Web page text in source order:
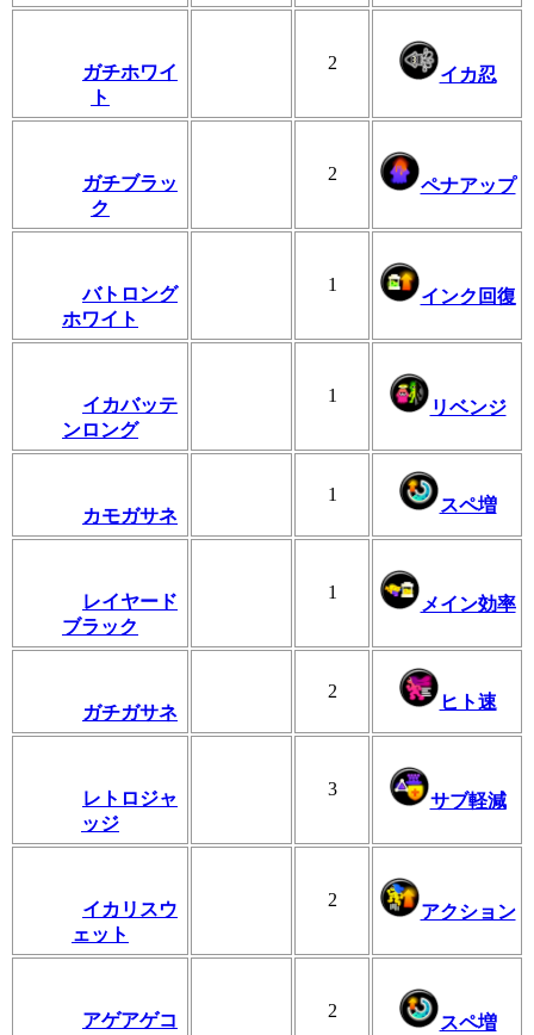
ガチホワイ
ト
2
イカ忍
ガチブラッ
ク
2
ペナアップ
バトロング
ホワイト
1
インク回復
イカバッテ
ンロング
1
リベンジ
カモガサネ
1
スペ増
レイヤード
ブラック
1
メイン効率
ガチガサネ
2
ヒト速
レトロジャ
ッジ
3
サブ軽減
イカリスウ
ェット
2
アクション
アゲアゲコ
2
スペ増